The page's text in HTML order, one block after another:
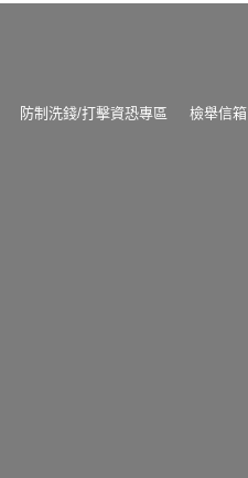
防制洗錢/打擊資恐專區 檢舉信箱